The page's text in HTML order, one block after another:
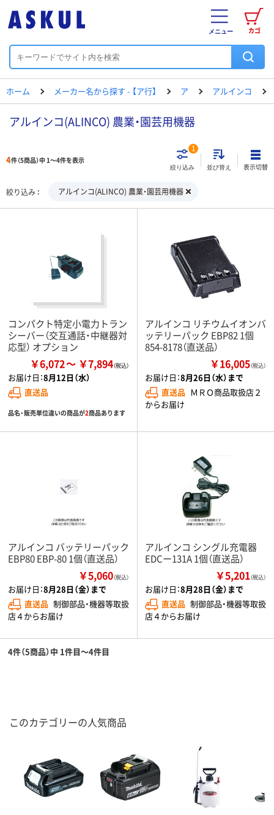
カゴ
メニュー
ホーム メーカー名から探す - 【ア行】 ア アルインコ
アルインコ(ALINCO) 農業・園芸用機器
4件（5商品）中 1～4件を表示
絞り込み
1
並び替え 表示切替
絞り込み アルインコ(ALINCO) 農業・園芸用機器
コンパクト特定小電力トラン
シーバー（交互通話・中継器対
応型） オプション
￥6,072 ￥7,894
お届け日：8月12日（水）
直送品
品名・販売単位違いの商品が2商品あります
アルインコ リチウムイオンバ
ッテリーパック EBP82 1個
854-8178（直送品）
￥16,005（税込）
お届け日：8月26日（水）まで
直送品 ＭＲＯ商品取扱店２
からお届け
アルインコ バッテリーパック
EBP80 EBP-80 1個（直送品）
￥5,060（税込）
お届け日：8月28日（金）まで
直送品 制御部品・機器等取扱
店４からお届け
アルインコ シングル充電器
EDCー131A 1個（直送品）
￥5,201（税込）
お届け日：8月28日（金）まで
直送品 制御部品・機器等取扱
店４からお届け
4件（5商品）中 1件目～4件目
このカテゴリーの人気商品